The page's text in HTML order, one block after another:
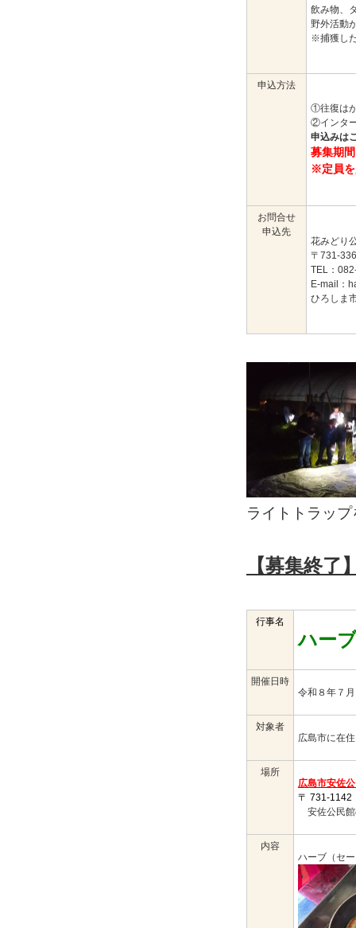
飲み物、
野外活動
※捕獲し
申込方法
①往復は
②インタ
申込みは
募集期
※定員を
お問合せ
申込先
花みどり
〒731-
TEL：
E-mail：
ひろしま
ライトトラッ
【募集終
行事名
ハー
開催日時
令和８年７
対象者
広島市に在
場所
広島市安佐
〒 731-1142
安佐公民
内容
ハーブ（セ